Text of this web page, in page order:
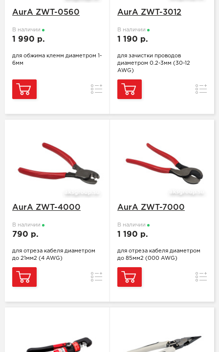
AurA ZWT-0560
В наличии
1 990 р.
для обжима клемм диаметром 1-
6мм
Сравнение
AurA ZWT-3012
В наличии
1 190 р.
для зачистки проводов
диаметром 0.2-3мм (30-12
AWG)
AurA ZWT-4000
В наличии
790 р.
для отреза кабеля диаметром
до 21мм2 (4 AWG)
Сравнение
AurA ZWT-7000
В наличии
1 190 р.
для отреза кабеля диаметром
до 85мм2 (000 AWG)